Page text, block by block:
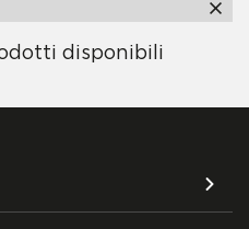
disponibili